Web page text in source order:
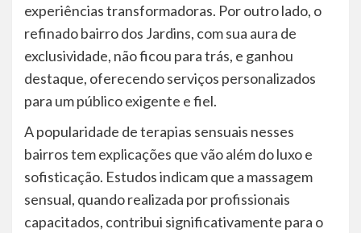
experiências transformadoras. Por outro lado, o
refinado bairro dos Jardins, com sua aura de
exclusividade, não ficou para trás, e ganhou
destaque, oferecendo serviços personalizados
para um público exigente e fiel.
A popularidade de terapias sensuais nesses
bairros tem explicações que vão além do luxo e
sofisticação. Estudos indicam que a massagem
sensual, quando realizada por profissionais
capacitados, contribui significativamente para o